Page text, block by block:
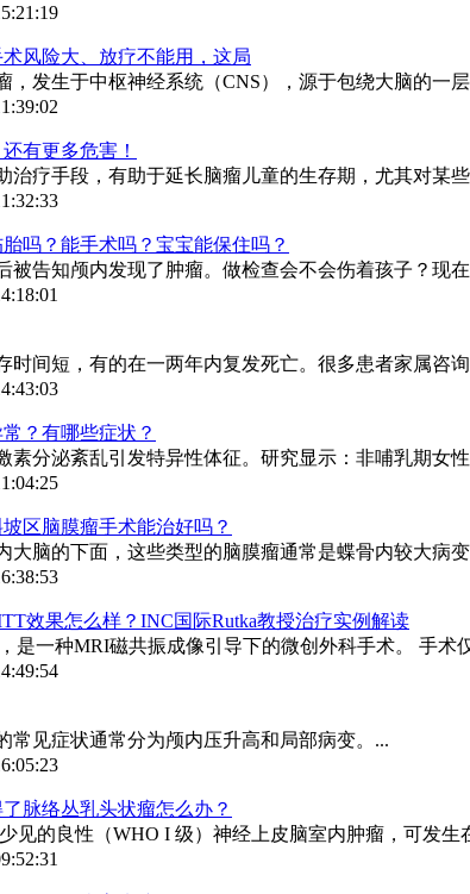
风险大、放疗不能用，这局
，发生于中枢神经系统（CNS），源于包绕大脑的一
有更多危害！
治疗手段，有助于延长脑瘤儿童的生存期，尤其对某
吗？能手术吗？宝宝能保住吗？
被告知颅内发现了肿瘤。做检查会不会伤着孩子？现
时间短，有的在一两年内复发死亡。很多患者家属咨
？有哪些症状？
素分泌紊乱引发特异性体征。研究显示：非哺乳期女
区脑膜瘤手术能治好吗？
大脑的下面，这些类型的脑膜瘤通常是蝶骨内较大病
效果怎么样？INC国际Rutka教授治疗实例解读
是一种MRI磁共振成像引导下的微创外科手术。 手术
常见症状通常分为颅内压升高和局部病变。...
脉络丛乳头状瘤怎么办？
见的良性（WHO I 级）神经上皮脑室内肿瘤，可发生